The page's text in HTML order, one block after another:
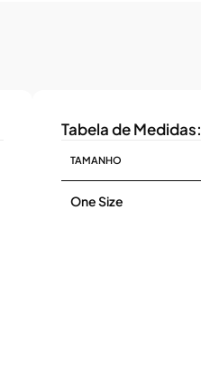
Tabela de Medidas:
TAMANHO
One Size